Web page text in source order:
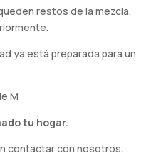
restos de la mezcla,
ya está preparada para un
M
tu hogar.
contactar con nosotros.